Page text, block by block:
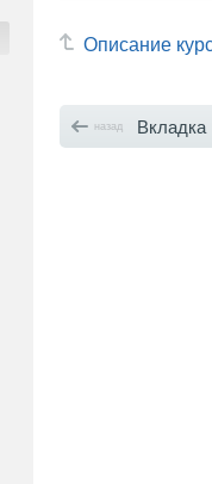
Описание
назад Вкладка